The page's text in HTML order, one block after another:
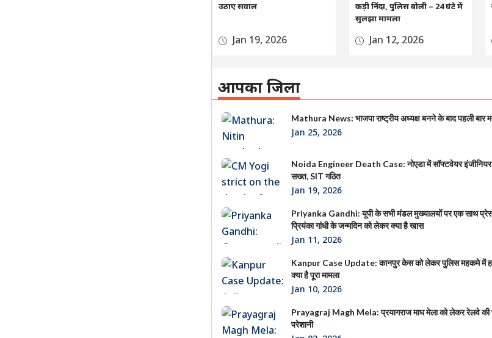
उठाए सवाल
Jan 19, 2026
कड़ी निंदा, पुलिस बोली – 24 घंटे में
सुलझा मामला
Jan 12, 2026
आपका जिला
Mathura News: भाजपा राष्ट्रीय अध्यक्ष बनने के बाद पहली बार
Jan 25, 2026
Noida Engineer Death Case: नोएडा में सॉफ्टवेयर इंजीनियर
सख्त, SIT गठित
Jan 19, 2026
Priyanka Gandhi: यूपी के सभी मंडल मुख्यालयों पर एक साथ
प्रियंका गांधी के जन्मदिन को लेकर क्या है खास
Jan 11, 2026
Kanpur Case Update: कानपुर केस को लेकर पुलिस महकमे में
क्या है पूरा मामला
Jan 10, 2026
Prayagraj Magh Mela: प्रयागराज माघ मेला को लेकर रेलवे की
परेशानी